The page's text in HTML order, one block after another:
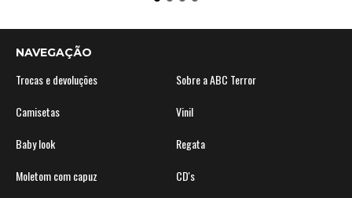
NAVEGAÇÃO
Trocas e devoluções
Sobre a ABC Terror
Camisetas
Vinil
Baby look
Regata
Moletom com capuz
CD's